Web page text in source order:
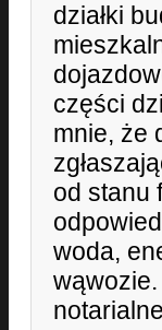
działki
części
mnie, że
od stanu
woda,